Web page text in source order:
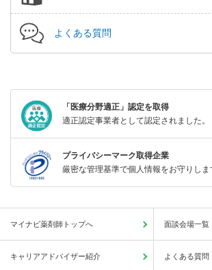
よくある質問
「医療分野適正」認定を取得
適正認定事業者として認定されました。
プライバシーマーク取得企業
厳密な管理基準で個人情報をお守りしま
マイナビ薬剤師トップへ 面談会場一覧
キャリアアドバイザー紹介 よくある質問